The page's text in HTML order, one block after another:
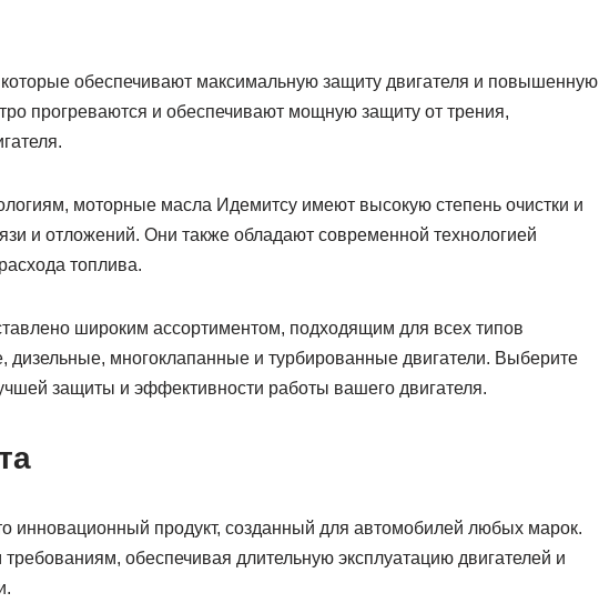
обеспечивают максимальную защиту двигателя и повышенную
прогреваются и обеспечивают мощную защиту от трения,
моторные масла Идемитсу имеют высокую степень очистки и
и отложений. Они также обладают современной технологией
топлива.
широким ассортиментом, подходящим для всех типов
дизельные, многоклапанные и турбированные двигатели. Выберите
защиты и эффективности работы вашего двигателя.
инновационный продукт, созданный для автомобилей любых марок.
обеспечивая длительную эксплуатацию двигателей и